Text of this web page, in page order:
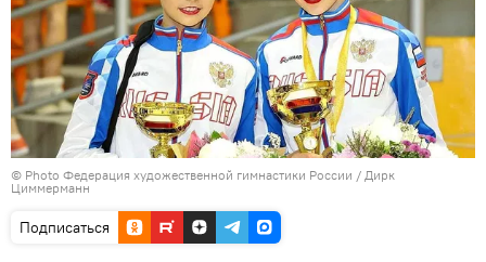
© Photo Федерация художественной гимнастики России / Дирк
Циммерманн
Подписаться